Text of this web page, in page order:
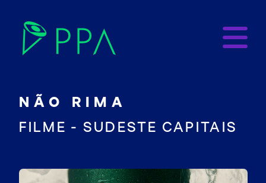
NÃO RIMA
FILME - SUDESTE CAPITAIS